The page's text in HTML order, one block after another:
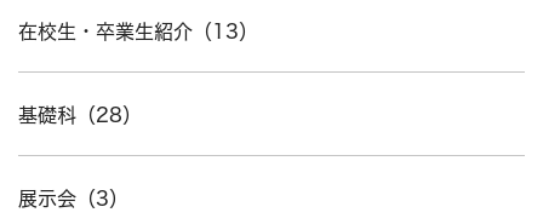
在校生・卒業生紹介（13）
基礎科（28）
展示会（3）